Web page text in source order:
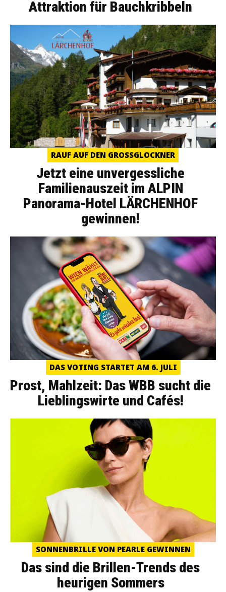
Attraktion für Bauchkribbeln
RAUF AUF DEN GROSSGLOCKNER
Jetzt eine unvergessliche
Familienauszeit im ALPIN
Panorama-Hotel LÄRCHENHOF
gewinnen!
DAS VOTING STARTET AM 6. JULI
Prost, Mahlzeit: Das WBB sucht die
Lieblingswirte und Cafés!
SONNENBRILLE VON PEARLE GEWINNEN
Das sind die Brillen-Trends des
heurigen Sommers